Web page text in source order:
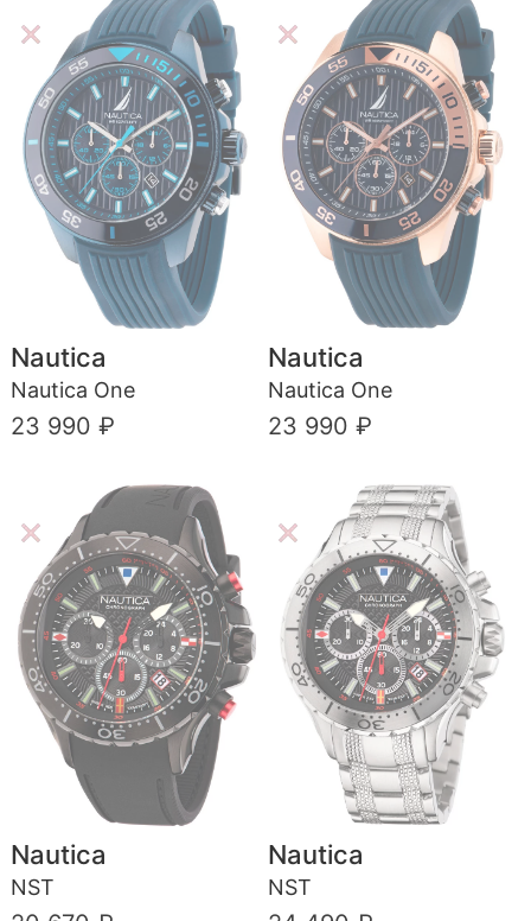
Nautica
Nautica One
23 990 ₽
Nautica
Nautica One
23 990 ₽
Nautica
NST
Nautica
NST